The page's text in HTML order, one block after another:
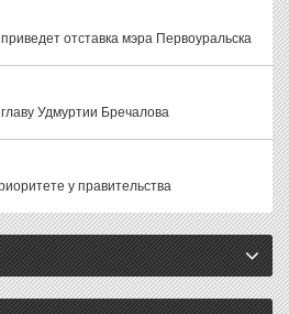
отставка мэра Первоуральска
Удмуртии Бречалова
у правительства